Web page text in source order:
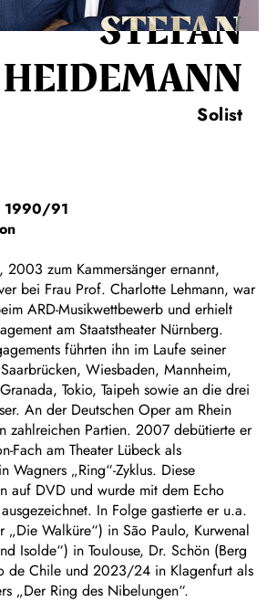
STEFAN
HEIDEMANN
Solist
1990/91
2003 zum Kammersänger ernannt,
bei Frau Prof. Charlotte Lehmann, war
ARD-Musikwettbewerb und erhielt
am Staatstheater Nürnberg.
führten ihn im Laufe seiner
Wiesbaden, Mannheim,
Tokio, Taipeh sowie an die drei
An der Deutschen Oper am Rhein
zahlreichen Partien. 2007 debütierte er
Fach am Theater Lübeck als
Wagners „Ring“-Zyklus. Diese
auf DVD und wurde mit dem Echo
In Folge gastierte er u.a.
„Die Walküre“) in São Paulo, Kurwenal
Isolde“) in Toulouse, Dr. Schön (Berg
de Chile und 2023/24 in Klagenfurt als
„Der Ring des Nibelungen“.